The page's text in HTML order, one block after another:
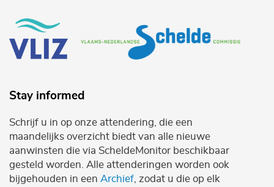
Stay informed
Schrijf u in op onze attendering, die een
maandelijks overzicht biedt van alle nieuwe
aanwinsten die via ScheldeMonitor beschikbaar
gesteld worden. Alle attenderingen worden ook
bijgehouden in een Archief , zodat u die op elk